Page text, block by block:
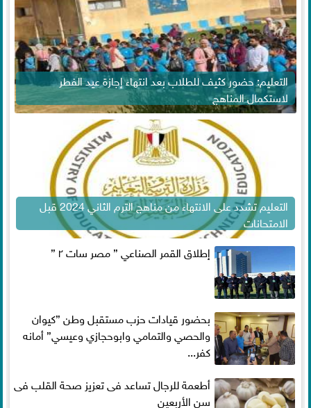
التعليم: حضور كثيف للطلاب بعد انتهاء إجازة عيد الفطر
لاستكمال المناهج
التعليم تشدد على الانتهاء من مناهج الترم الثاني 2024 قبل
الامتحانات
إطلاق القمر الصناعي ” مصر سات ٢ ”
بحضور قيادات حزب مستقبل وطن ”كيوان
والحصي والتمامي وابوحجازي وعيسي” أمانه
كفر...
أطعمة للرجال تساعد فى تعزيز صحة القلب فى
سن الأربعين